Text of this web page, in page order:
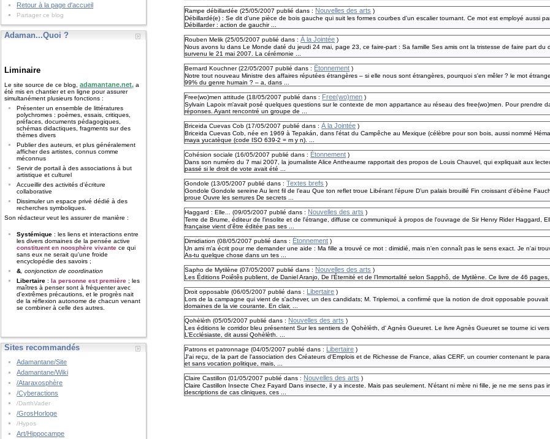
Retour à la page d'accueil
Partager ce blog
Adaman...Quoi ?
Liminaire
Le site source de ce blog,adamantane.net, a
été mis en chantier et en ligne pour assurer
simultanément plusieurs fonctions :
Présenter un ensemble de littératures
polychromes : poèmes, essais, critiques,
préfaces, documents pédagogiques,
schémas didactiques, fragments sur des
thèmes divers
Publier des auteurs, et plus généralement
afficher des artistes, connus comme
méconnus
Servir de portail à des associations à but
artistique et culturel
Accueillir des activités d'écriture
collaborative
Dissimuler un espace privé dédié à des
recherches symboliques.
Son rédacteur veut les assurer de manière :
Systémique : les liens et interactions entre
les divers domaines de la pensée active
constituent en noosphère vivante ce qui
sans eux ne serait qu'une froide
encyclopédie des savoirs ;
&, conjonction de coordination
Libertaire :la personne est première ; les
maîtres à penser sont à fréquenter avec
d'extrêmes précautions, et le progrès nait
de la réflexion autonome de chacun venant
se combiner à celle des autres.
Sites recommandés
Adamantane/Site
Adamantane/Wiki
/Ataraxosphère
/Cyberactions
/DarthVader
/GrosHorloge
/Hypos
Art/Hippocampe
Rampe débillardée (25/05/2007 publié dans : Nouvelles des arts )
Débillardé(e) : Se dit d'une pièce de bois gauche qui suit les formes courbes d'un escalier tournant. Ce mot est employé aussi
Débillarder : action de gauchir ...
Rouben Melik (25/05/2007 publié dans :À la Jointée )
Nous avons lu dans Le Monde daté du jeudi 24 mai, page 23, ce faire-part : Sa famille Ses amis ont la tristesse de faire part du
survenu le 21 mai 2007. La cérémonie ...
Bernard Kouchner (22/05/2007 publié dans : Étonnement )
Notre tout nouveau Ministre des affaires réputées étrangères – si elle nous sont étrangères, pourquoi s'en mêler ? le mot
99% du genre humain ? – a, dans ...
Free(wo)men attitude (18/05/2007 publié dans : Free(wo)men )
Sylvain Lapoix m'avait posé quelques questions sur le contexte de mon appartance au réseau des free(wo)men. Pour prendre
réponses. Ayant rencontré un groupe de ...
Briceida Cuevas Cob (17/05/2007 publié dans :À la Jointée )
Briceida Cuevas Cob, née en 1969 à Tepakán, dans l'état du Campêche au Mexique (célèbre pour son bois, aussi nommé
maya yucatèque (code ISO 639-2 = m y n). ...
Cohésion sociale (16/05/2007 publié dans : Étonnement )
Dans son numéro du 7 mai 2007, la journaliste Alice Antheaume rapportait des propos de Louis Chauvel, qui expliquait aux
passé si le droit de vote avait été ...
Gondole (13/05/2007 publié dans :Textes brefs )
Gondole Gondole sereine Au lent fil de l’eau Que ton reflet troue Libérant l’épure D’un palais brouillé Fin croissant d’ébène
proue Ouvre les serrures De secrets ...
Haggard : Elle... (09/05/2007 publié dans : Nouvelles des arts )
Terre de Brume, éditeur de l'insolite et de l'étrange, diffuse ce communiqué à propos de l'ouvrage de Sir Henry Rider Haggard,
française vient d'être éditée pas ses ...
Dimidiation (08/05/2007 publié dans : Étonnement )
Un ami m'a écrit pour me demander une aide : Ma fille a trouvé ce mot : dimidié, mais n'en connaît pas le sens exact. Je n'ai
As-tu quelque chose dans un tes ...
Sapho de Mytilène (07/05/2007 publié dans : Nouvelles des arts )
Les Éditions Poiêtês publient, de Daniel Aranjo, De l’Éternité et de l’Immortalité selon Sapphô, de Mytilène. Ce livre de 46
Droit opposable (06/05/2007 publié dans : Libertaire )
Lors de la campagne qui vient de s'achever, un des candidats; M. Triplemoi, a confirmé que la notion de droit opposable
domaines de la vie courante. En clair, ...
Qohèlèth (05/05/2007 publié dans : Nouvelles des arts )
Les éditions le corridor bleu présentent Sur les sentiers de Qohèlèth, d' Agnès Gueuret. Le livre Agnès Gueuret se tourne ici
L’Ecclésiaste, dit aussi Qohèlèth. ...
Patrons et patronnage (04/05/2007 publié dans : Libertaire )
J'ai reçu, de la part de l'association des Créateurs d'Emplois et de Richesse de France, alias CERF, un courrier contenant le
et sans vocation politique, mais, ...
Claire Castillon (01/05/2007 publié dans : Nouvelles des arts )
Claire Castillon Insecte Chez Fayard Dans insecte, il y a inceste. Mais pas seulement. N'étant ni mère ni fille, je ne me sens pas
descriptions de cas cliniques, ces ...